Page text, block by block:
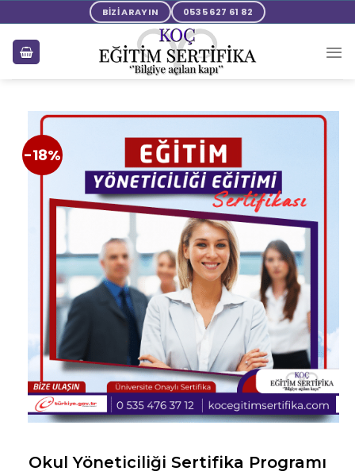
BİZİ ARAYIN 0535 627 61 82
-18%
Okul Yöneticiliği Sertifika Programı